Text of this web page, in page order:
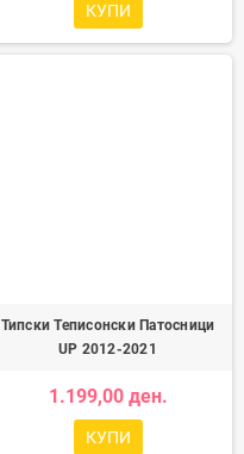
КУПИ
Типски Теписонски Патосници
UP 2012-2021
1.199,00 ден.
КУПИ